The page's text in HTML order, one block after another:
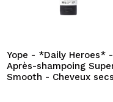
Yope - *Daily Heroes* -
Après-shampoing
Smooth - Cheveux secs